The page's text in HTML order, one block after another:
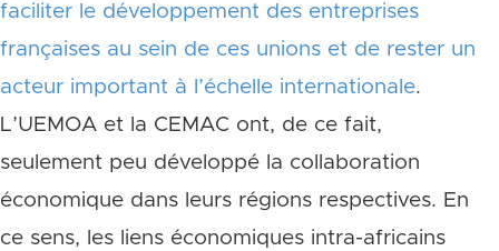
faciliter le développement des entreprises
françaises au sein de ces unions et de rester un
acteur important à l’échelle internationale.
L’UEMOA et la CEMAC ont, de ce fait,
seulement peu développé la collaboration
économique dans leurs régions respectives. En
ce sens, les liens économiques intra-africains